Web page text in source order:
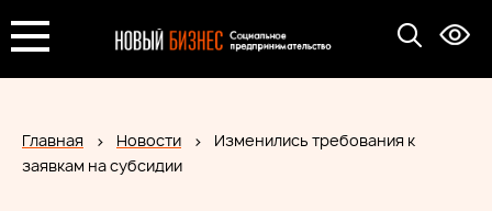
Главная Новости
Изменились требования к
заявкам на субсидии